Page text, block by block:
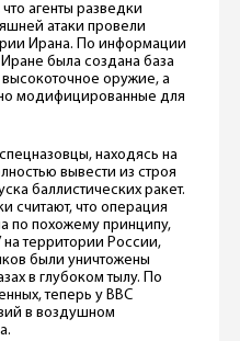
агенты разведки
атаки провели
Ирана. По информации
была создана база
оружие, а
модифицированные для
находясь на
вывести из строя
баллистических ракет.
считают, что операция
по похожему принципу,
территории России,
были уничтожены
в глубоком тылу. По
теперь у ВВС
в воздушном